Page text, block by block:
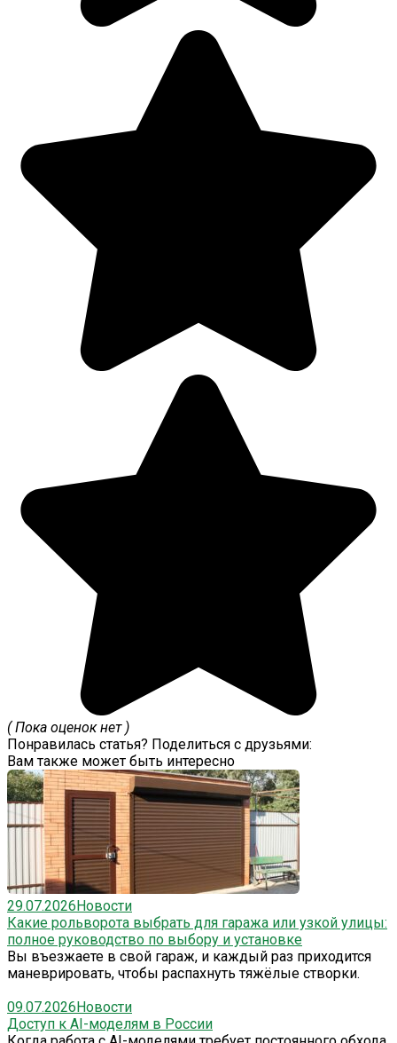
( Пока оценок нет )
Понравилась статья? Поделиться с друзьями:
Вам также может быть интересно
29.07.2026Новости
Какие рольворота выбрать для гаража или узкой улицы:
полное руководство по выбору и установке
Вы въезжаете в свой гараж, и каждый раз приходится
маневрировать, чтобы распахнуть тяжёлые створки.
09.07.2026Новости
Доступ к AI-моделям в России